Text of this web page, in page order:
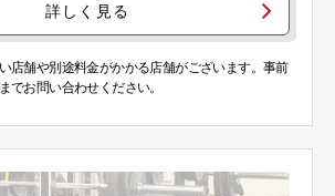
詳しく見る
店舗や別途料金がかかる店舗がございます。事前
でお問い合わせください。